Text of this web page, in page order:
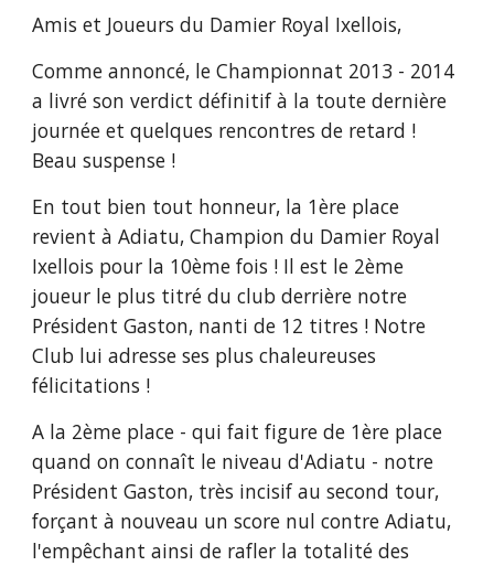
Amis et Joueurs du Damier Royal Ixellois,
Comme annoncé, le Championnat 2013 - 2014
a livré son verdict définitif à la toute dernière
journée et quelques rencontres de retard !
Beau suspense !
En tout bien tout honneur, la 1ère place
revient à Adiatu, Champion du Damier Royal
Ixellois pour la 10ème fois ! Il est le 2ème
joueur le plus titré du club derrière notre
Président Gaston, nanti de 12 titres ! Notre
Club lui adresse ses plus chaleureuses
félicitations !
A la 2ème place - qui fait figure de 1ère place
quand on connaît le niveau d'Adiatu - notre
Président Gaston, très incisif au second tour,
forçant à nouveau un score nul contre Adiatu,
l'empêchant ainsi de rafler la totalité des